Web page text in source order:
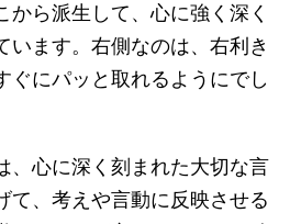
から派生して、心に強く深く
います。右側なのは、右利き
ぐにパッと取れるようにでし
心に深く刻まれた大切な言
て、考えや言動に反映させる